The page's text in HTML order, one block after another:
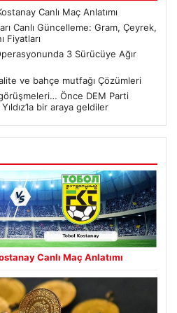
Canlı Maç Anlatımı
Canlı Güncelleme: Gram, Çeyrek,
Fiyatları
3 Sürücüye Ağır
ve bahçe mutfağı Çözümleri
görüşmeleri… Önce DEM Parti
bir araya geldiler
Canlı Maç Anlatımı